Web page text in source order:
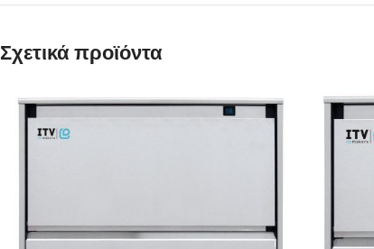
Σχετικά προϊόντα